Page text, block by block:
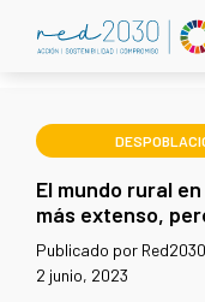
El mundo rural
más extenso,
Publicado por Red2030
2 junio, 2023